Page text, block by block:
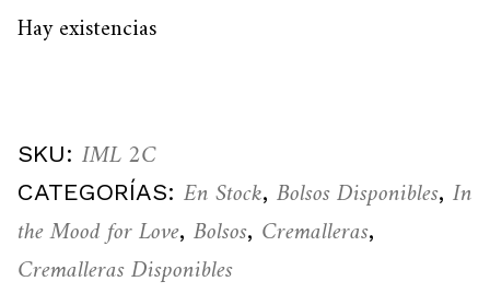
Hay existencias
SKU: IML 2C
CATEGORÍAS: En Stock, Bolsos Disponibles, In
the Mood for Love, Bolsos, Cremalleras,
Cremalleras Disponibles